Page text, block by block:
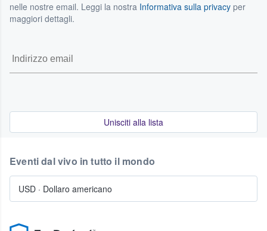
nelle nostre email. Leggi la nostra Informativa sulla privacy per
maggiori dettagli.
Unisciti alla lista
Eventi dal vivo in tutto il mondo
USD · Dollaro americano